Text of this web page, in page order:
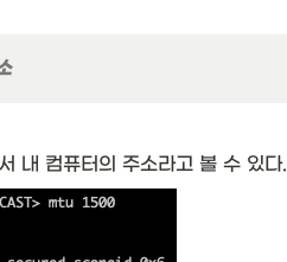
내 컴퓨터의 주소라고 볼 수 있다.